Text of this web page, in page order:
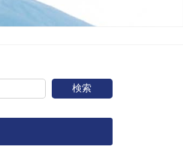
検索